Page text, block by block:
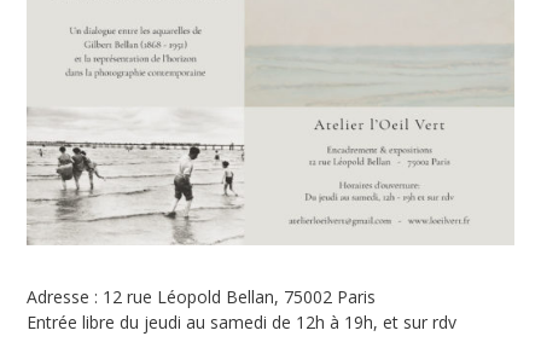
Adresse : 12 rue Léopold Bellan, 75002 Paris
Entrée libre du jeudi au samedi de 12h à 19h, et sur rdv